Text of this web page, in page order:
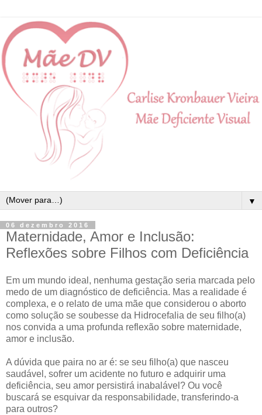
▼
06 dezembro 2016
Maternidade, Amor e Inclusão:
Reflexões sobre Filhos com Deficiência
Em um mundo ideal, nenhuma gestação seria marcada pelo
medo de um diagnóstico de deficiência. Mas a realidade é
complexa, e o relato de uma mãe que considerou o aborto
como solução se soubesse da Hidrocefalia de seu filho(a)
nos convida a uma profunda reflexão sobre maternidade,
amor e inclusão.
A dúvida que paira no ar é: se seu filho(a) que nasceu
saudável, sofrer um acidente no futuro e adquirir uma
deficiência, seu amor persistirá inabalável? Ou você
buscará se esquivar da responsabilidade, transferindo-a
para outros?